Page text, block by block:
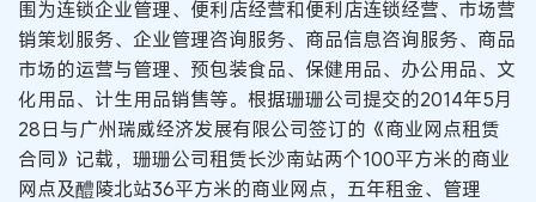
围为连锁企业管理、便利店经营和便利店连锁经营、市场营
销策划服务、企业管理咨询服务、商品信息咨询服务、商品
市场的运营与管理、预包装食品、保健用品、办公用品、文
化用品、计生用品销售等。根据珊珊公司提交的2014年5月
28日与广州瑞威经济发展有限公司签订的《商业网点租赁
合同》记载，珊珊公司租赁长沙南站两个100平方米的商业
网点及醴陵北站36平方米的商业网点，五年租金、管理